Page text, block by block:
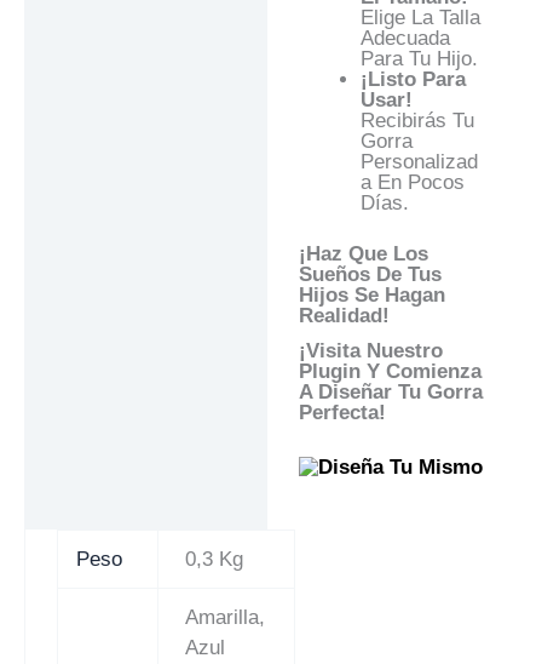
Elige La Talla
Adecuada
Para Tu Hijo.
¡Listo Para
Usar!
Recibirás Tu
Gorra
Personalizad
A En Pocos
Días.
¡Haz Que Los
Sueños De Tus
Hijos Se Hagan
Realidad!
¡Visita Nuestro
Plugin Y Comienza
A Diseñar Tu Gorra
Perfecta!
Peso 0,3 Kg
Amarilla,
Azul